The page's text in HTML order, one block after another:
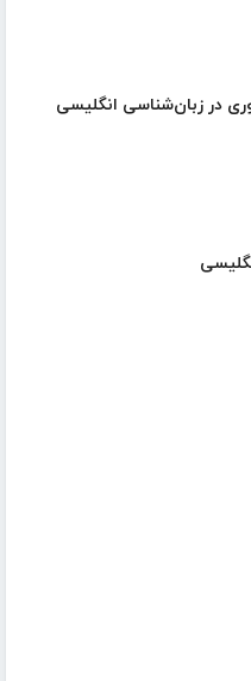
در زبان‌شناسی انگلیسی